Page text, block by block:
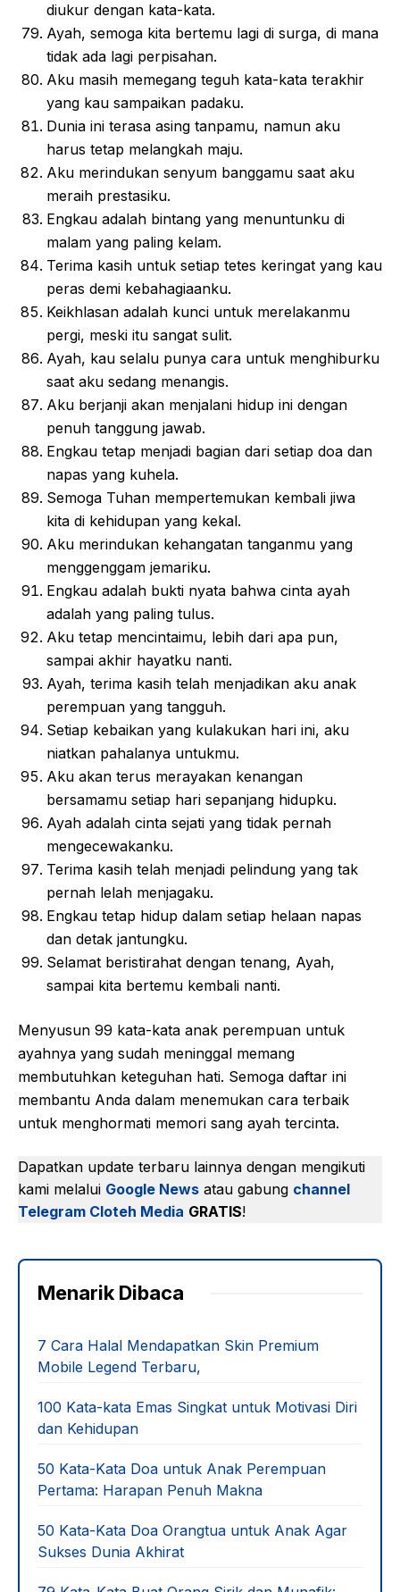
diukur dengan kata-kata.
Ayah, semoga kita bertemu lagi di surga, di mana
tidak ada lagi perpisahan.
Aku masih memegang teguh kata-kata terakhir
yang kau sampaikan padaku.
Dunia ini terasa asing tanpamu, namun aku
harus tetap melangkah maju.
Aku merindukan senyum banggamu saat aku
meraih prestasiku.
Engkau adalah bintang yang menuntunku di
malam yang paling kelam.
Terima kasih untuk setiap tetes keringat yang kau
peras demi kebahagiaanku.
Keikhlasan adalah kunci untuk merelakanmu
pergi, meski itu sangat sulit.
Ayah, kau selalu punya cara untuk menghiburku
saat aku sedang menangis.
Aku berjanji akan menjalani hidup ini dengan
penuh tanggung jawab.
Engkau tetap menjadi bagian dari setiap doa dan
napas yang kuhela.
Semoga Tuhan mempertemukan kembali jiwa
kita di kehidupan yang kekal.
Aku merindukan kehangatan tanganmu yang
menggenggam jemariku.
Engkau adalah bukti nyata bahwa cinta ayah
adalah yang paling tulus.
Aku tetap mencintaimu, lebih dari apa pun,
sampai akhir hayatku nanti.
Ayah, terima kasih telah menjadikan aku anak
perempuan yang tangguh.
Setiap kebaikan yang kulakukan hari ini, aku
niatkan pahalanya untukmu.
Aku akan terus merayakan kenangan
bersamamu setiap hari sepanjang hidupku.
Ayah adalah cinta sejati yang tidak pernah
mengecewakanku.
Terima kasih telah menjadi pelindung yang tak
pernah lelah menjagaku.
Engkau tetap hidup dalam setiap helaan napas
dan detak jantungku.
Selamat beristirahat dengan tenang, Ayah,
sampai kita bertemu kembali nanti.
Menyusun 99 kata-kata anak perempuan untuk
ayahnya yang sudah meninggal memang
membutuhkan keteguhan hati. Semoga daftar ini
membantu Anda dalam menemukan cara terbaik
untuk menghormati memori sang ayah tercinta.
Dapatkan update terbaru lainnya dengan mengikuti
kami melalui Google News atau gabung channel
Telegram Cloteh Media GRATIS!
Menarik Dibaca
7 Cara Halal Mendapatkan Skin Premium
Mobile Legend Terbaru,
100 Kata-kata Emas Singkat untuk Motivasi Diri
dan Kehidupan
50 Kata-Kata Doa untuk Anak Perempuan
Pertama: Harapan Penuh Makna
50 Kata-Kata Doa Orangtua untuk Anak Agar
Sukses Dunia Akhirat